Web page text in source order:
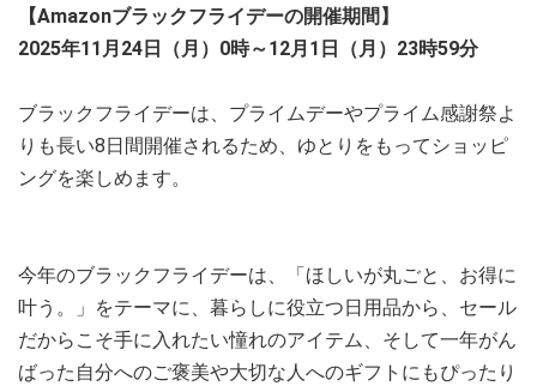
【Amazonブラックフライデーの開催期間】
2025年11月24日（月）0時～12月1日（月）23時59分
ブラックフライデーは、プライムデーやプライム感謝祭よ
りも長い8日間開催されるため、ゆとりをもってショッピ
ングを楽しめます。
今年のブラックフライデーは、「ほしいが丸ごと、お得に
叶う。」をテーマに、暮らしに役立つ日用品から、セール
だからこそ手に入れたい憧れのアイテム、そして一年がん
ばった自分へのご褒美や大切な人へのギフトにもぴったり